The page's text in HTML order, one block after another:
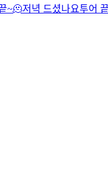
~🫠저녁 드셨나요투어 끝